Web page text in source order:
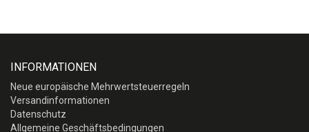
INFORMATIONEN
Neue europäische Mehrwertsteuerregeln
Versandinformationen
Datenschutz
Allgemeine Geschäftsbedingungen